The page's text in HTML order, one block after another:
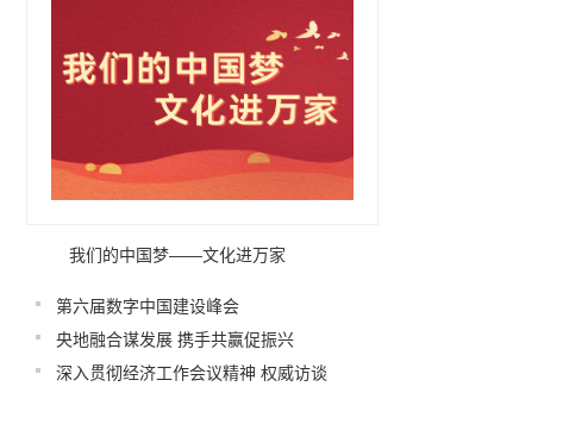
我们的中国梦——文化进万家
第六届数字中国建设峰会
央地融合谋发展 携手共赢促振兴
深入贯彻经济工作会议精神 权威访谈